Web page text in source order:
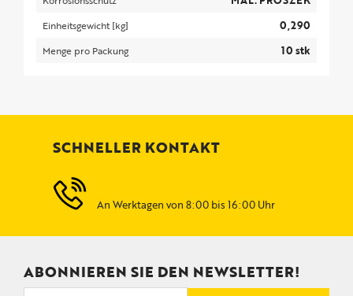
Einheitsgewicht [kg] 0,290
Menge pro Packung 10 stk
SCHNELLER KONTAKT
An Werktagen von 8:00 bis 16:00 Uhr
ABONNIEREN SIE DEN NEWSLETTER!